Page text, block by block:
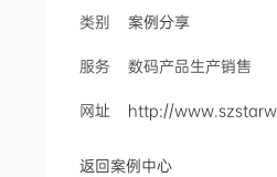
类别案例分享
服务 数码产品生产销售
网址 http://
返回案例中心